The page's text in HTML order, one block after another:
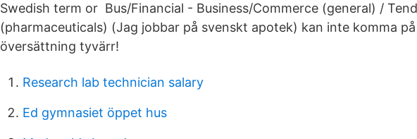
Swedish term or Bus/Financial - Business/Commerce (general) /
(pharmaceuticals) (Jag jobbar på svenskt apotek) kan inte komma
översättning tyvärr!
Research lab technician salary
Ed gymnasiet öppet hus